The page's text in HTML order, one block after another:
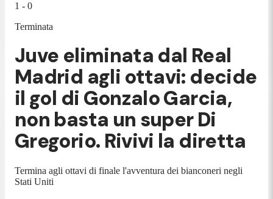
1 - 0
Terminata
Juve eliminata dal Real
Madrid agli ottavi: decide
il gol di Gonzalo Garcia,
non basta un super Di
Gregorio. Rivivi la diretta
Termina agli ottavi di finale l'avventura dei bianconeri negli
Stati Uniti